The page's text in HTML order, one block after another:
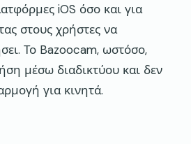
iOS όσο και για
στους χρήστες να
Το Bazoocam, ωστόσο,
μέσω διαδικτύου και δεν
για κινητά.